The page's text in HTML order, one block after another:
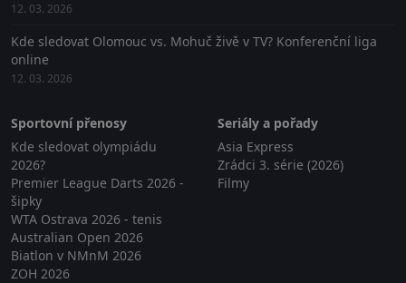
12. 03. 2026
Kde sledovat Olomouc vs. Mohuč živě v TV? Konferenční liga
online
12. 03. 2026
Sportovní přenosy
Kde sledovat olympiádu
2026?
Premier League Darts 2026 -
šipky
WTA Ostrava 2026 - tenis
Australian Open 2026
Biatlon v NMnM 2026
ZOH 2026
Seriály a pořady
Asia Express
Zrádci 3. série (2026)
Filmy